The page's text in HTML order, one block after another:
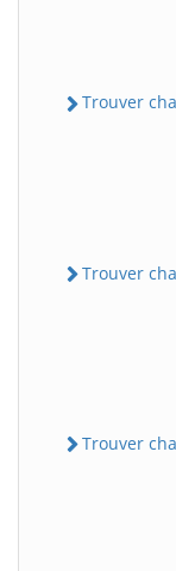
Trouver
Trouver
Trouver